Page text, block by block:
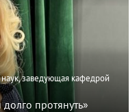
заведующая кафедрой
протянуть»